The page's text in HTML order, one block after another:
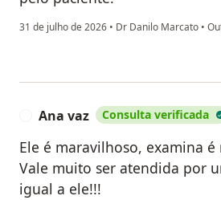
31 de julho de 2026 • Dr Danilo Marcato •
Ana vaz Consulta verificada
Ele é maravilhoso, examina
Vale muito ser atendida por
igual a ele!!!